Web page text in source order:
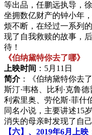
等出品，任鹏远执导，
坐拥数亿财产的钟小年
烦不断，在经过一系列
现了自我救赎的故事，
待！
《伯纳黛特你去了哪》
上映时间 ：5月11日
简介：《伯纳黛特你去
斯汀·韦格、比利·克鲁
利索里奥、劳伦斯·菲什
同名小说，主要讲述15
消失的母亲时发现了自
【六】、2019年6月上映